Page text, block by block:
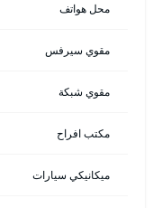
محل هواتف
مقوي سيرفس
مقوي شبكة
مكتب افراح
ميكانيكي سيارات